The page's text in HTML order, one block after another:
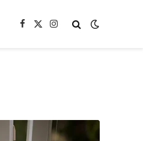
Facebook
X
Instagram